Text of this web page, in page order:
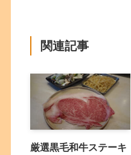
関連記事
厳選黒毛和牛ステーキ